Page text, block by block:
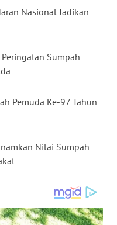
Nasional Jadikan
Sumpah
Pemuda Ke-97 Tahun
Nilai Sumpah